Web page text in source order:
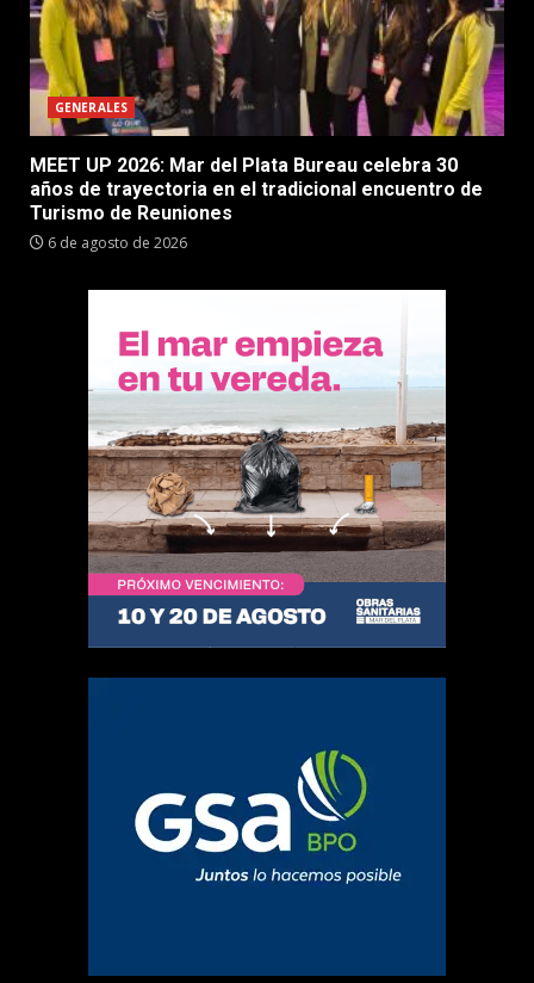
GENERALES
MEET UP 2026: Mar del Plata Bureau celebra 30
años de trayectoria en el tradicional encuentro de
Turismo de Reuniones
6 de agosto de 2026